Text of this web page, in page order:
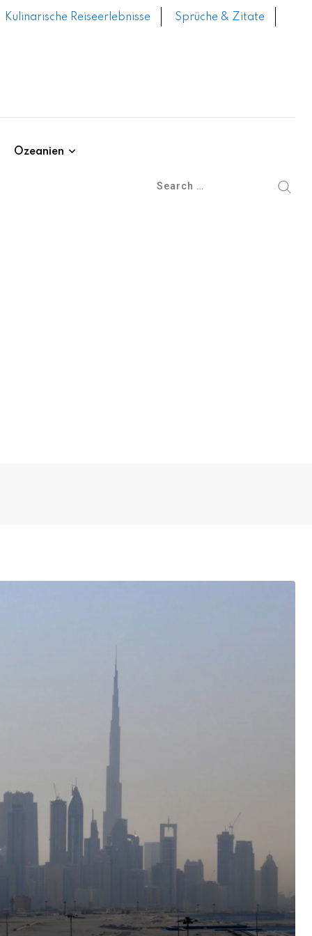
Kulinarische Reiseerlebnisse
Sprüche & Zitate
Ozeanien